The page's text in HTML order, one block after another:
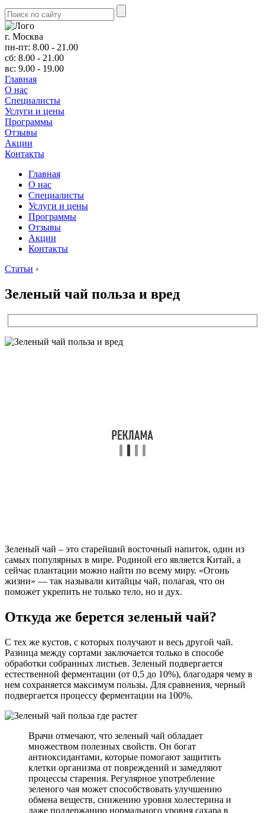
г. Москва
пн-пт: 8.00 - 21.00
сб: 8.00 - 21.00
вс: 9.00 - 19.00
Главная
О нас
Cпециалисты
Услуги и цены
Программы
Отзывы
Акции
Контакты
Главная
О нас
Cпециалисты
Услуги и цены
Программы
Отзывы
Акции
Контакты
Статьи ›
Зеленый чай польза и вред
Зеленый чай – это старейший восточный напиток, один из
самых популярных в мире. Родиной его является Китай, а
сейчас плантации можно найти по всему миру. «Огонь
жизни» — так называли китайцы чай, полагая, что он
поможет укрепить не только тело, но и дух.
Откуда же берется зеленый чай?
С тех же кустов, с которых получают и весь другой чай.
Разница между сортами заключается только в способе
обработки собранных листьев. Зеленый подвергается
естественной ферментации (от 0,5 до 10%), благодаря чему в
нем сохраняется максимум пользы. Для сравнения, черный
подвергается процессу ферментации на 100%.
Врачи отмечают, что зеленый чай обладает
множеством полезных свойств. Он богат
антиоксидантами, которые помогают защитить
клетки организма от повреждений и замедляют
процессы старения. Регулярное употребление
зеленого чая может способствовать улучшению
обмена веществ, снижению уровня холестерина и
даже поддержанию нормального уровня сахара в